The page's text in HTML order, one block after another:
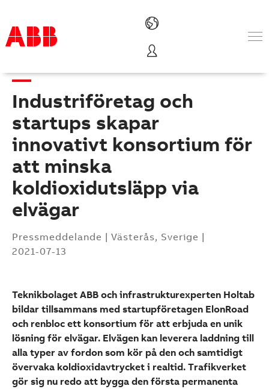
Produkter och tjänster
Industrier
Service
Om ABB
Här kan du köpa
Kontakta oss
Karriär på ABB
Industriföretag och
startups skapar
innovativt konsortium för
att minska
koldioxidutsläpp via
elvägar
Pressmeddelande | Västerås, Sverige |
2021-07-13
Teknikbolaget ABB och infrastrukturexperten Holtab
bildar tillsammans med startupföretagen ElonRoad
och renbloc ett konsortium för att erbjuda en unik
lösning för elvägar. Elvägen kan leverera laddning till
alla typer av fordon som kör på den och samtidigt
övervaka koldioxidavtrycket i realtid. Trafikverket
gör sig nu redo att bygga den första permanenta